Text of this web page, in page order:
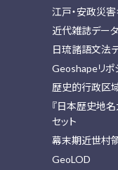
江戸・安政災害
近代雑誌データ
日琉諸語文法
Geoshapeリポ
歴史的行政区
『日本歴史地
セット
幕末期近世村
GeoLOD